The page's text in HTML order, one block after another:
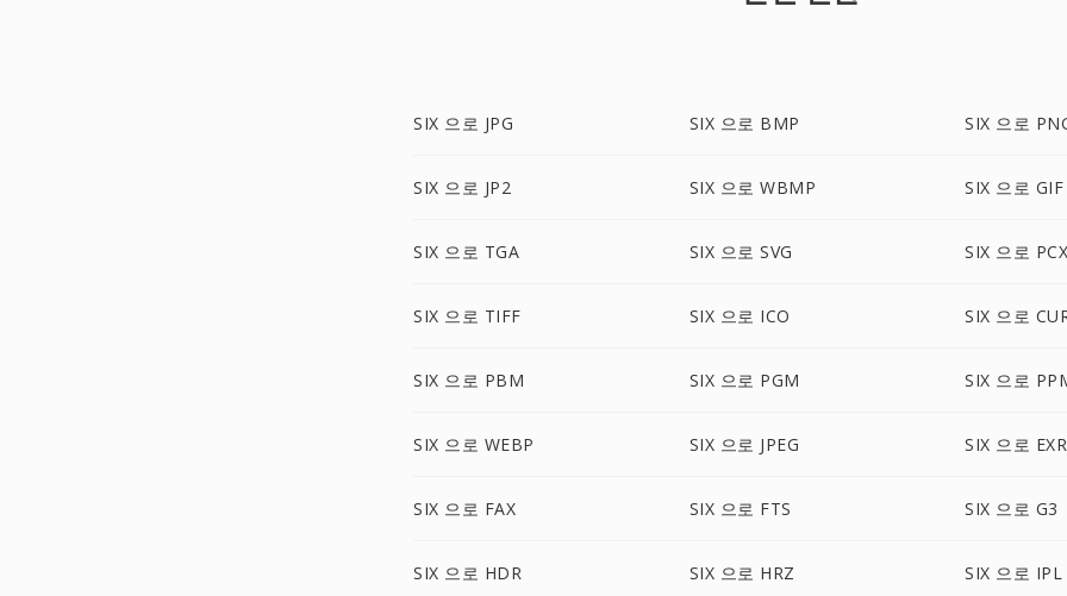
SIX 으로 JPG SIX 으로 BMP SIX 으로
SIX 으로 JP2 SIX 으로 WBMP SIX 으로 GIF
SIX 으로 TGA SIX 으로 SVG SIX 으로 PCX
SIX 으로 TIFF SIX 으로 ICO SIX 으로
SIX 으로 PBM SIX 으로 PGM SIX 으로
SIX 으로 WEBP SIX 으로 JPEG SIX 으로 EXR
SIX 으로 FAX SIX 으로 FTS SIX 으로 G3
SIX 으로 HDR SIX 으로 HRZ SIX 으로 IPL